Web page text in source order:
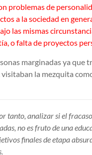
problemas de
a la sociedad en
las mismas
o falta de proyectos
marginadas ya que
la mezquita
tanto, analizar si el
no es fruto de una
finales de etapa